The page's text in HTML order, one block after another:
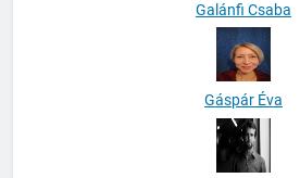
Galánfi Csaba
Gáspár Éva